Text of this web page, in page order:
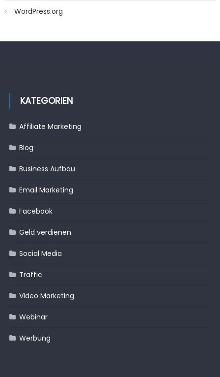
WordPress.org
KATEGORIEN
Affiliate Marketing
Blog
Business Aufbau
Email Marketing
Facebook
Geld verdienen
Social Media
Traffic
Video Marketing
Webinar
Werbung